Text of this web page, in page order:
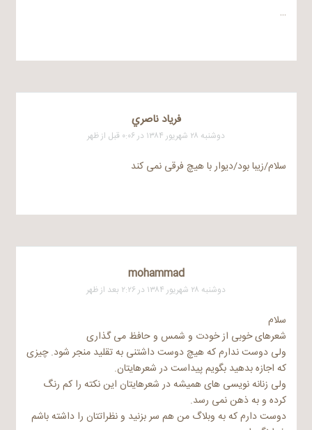
…
فرياد ناصري
دوشنبه ۲۸ شهریور ۱۳۸۴ در ۰:۰۶ قبل از ظهر
سلام/زیبا بود/دیوار با هیچ فرقی نمی کند
mohammad
دوشنبه ۲۸ شهریور ۱۳۸۴ در ۲:۲۶ بعد از ظهر
سلام
شعرهای خوبی از خودت و شمس و حافظ می گذاری
ولی دوست ندارم که هیچ دوست داشتنی به تقلید منجر شود. چیزی
که اجازه بدهید بگویم پیداست در شعرهایتان.
ولی زنانه نویسی های همیشه در شعرهایتان این نکته را کم رنگ
کرده و به ذهن نمی رسد.
دوست دارم که به وبلاگ من هم سر بزنید و نظراتتان را داشته باشم